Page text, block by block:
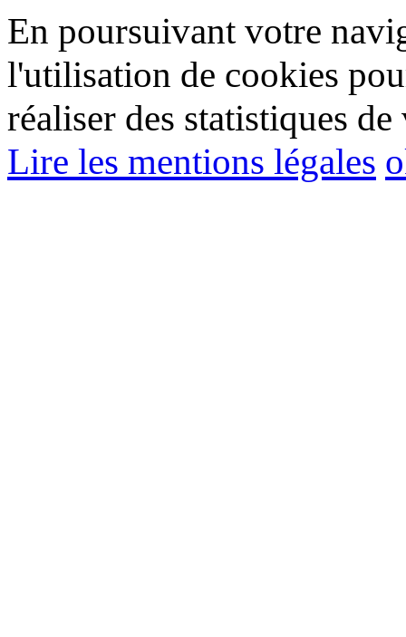
En poursuivant votre
l'utilisation de cookies
réaliser des statistiques de
Lire les mentions légales